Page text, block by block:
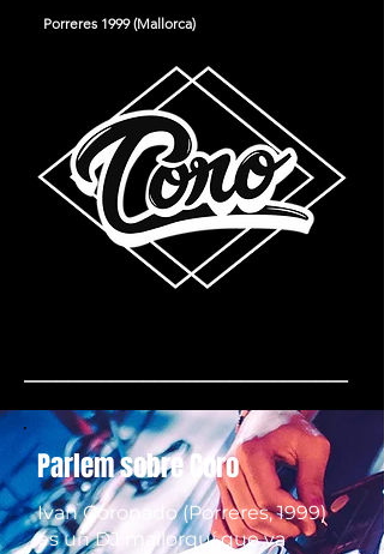
Porreres 1999 (Mallorca)
Parlem sobre Coro
Ivan Coronado (Porreres, 1999)
és un DJ mallorquí que va